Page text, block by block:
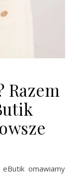
Razem